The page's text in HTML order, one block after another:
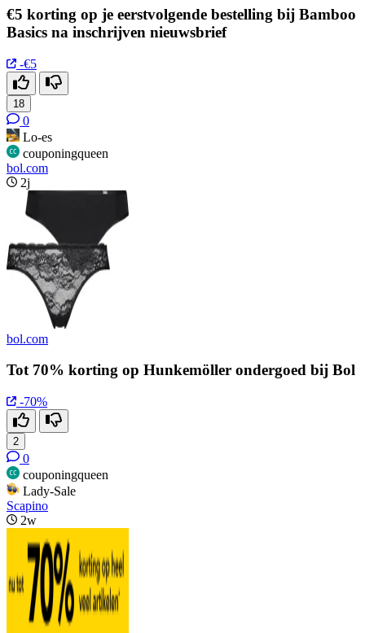
€5 korting op je eerstvolgende bestelling bij Bamboo
Basics na inschrijven nieuwsbrief
-€5
18
0
Lo-es
couponingqueen
bol.com
2j
bol.com
Tot 70% korting op Hunkemöller ondergoed bij Bol
-70%
2
0
couponingqueen
Lady-Sale
Scapino
2w